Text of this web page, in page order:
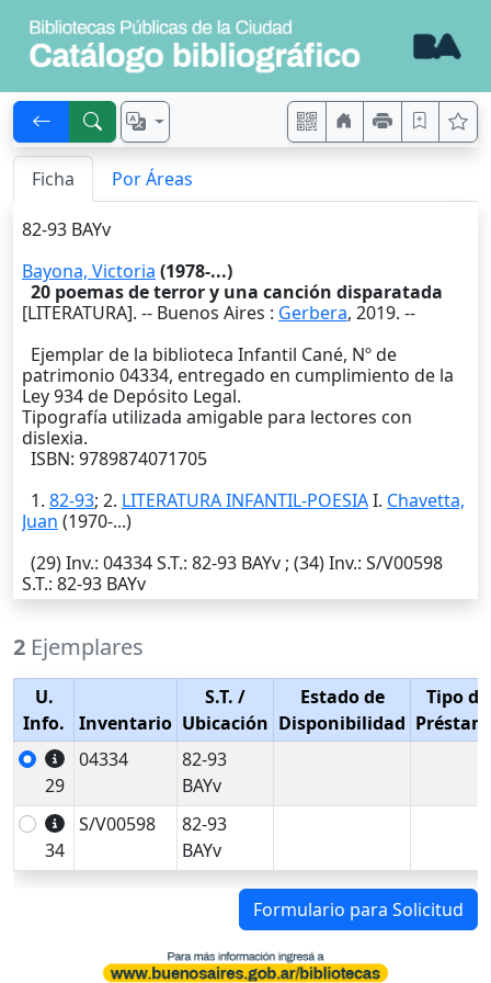
Ficha Por Áreas
82-93 BAYv
Bayona, Victoria (1978-...)
20 poemas de terror y una canción disparatada
[LITERATURA]. -- Buenos Aires : Gerbera, 2019. --
Ejemplar de la biblioteca Infantil Cané, Nº de
patrimonio 04334, entregado en cumplimiento de la
Ley 934 de Depósito Legal.
Tipografía utilizada amigable para lectores con
dislexia.
ISBN: 9789874071705
1. 82-93; 2. LITERATURA INFANTIL-POESIAI. Chavetta,
Juan (1970-...)
(29)Inv.: 04334S.T.: 82-93 BAYv ; (34)Inv.: S/V00598
S.T.: 82-93 BAYv
2 Ejemplares
U.
Info.
Inventario
S.T. /
Ubicación
Estado de
Disponibilidad
Tipo de
29
04334
82-93
BAYv
34
S/V00598
82-93
BAYv
Formulario para Solicitud